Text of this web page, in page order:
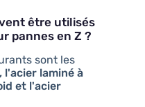
être utilisés
pannes en Z ?
sont les
l'acier laminé à
et l'acier